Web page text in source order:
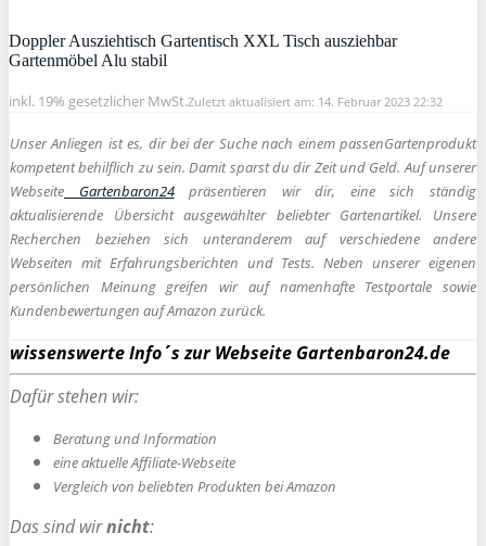
Doppler Ausziehtisch Gartentisch XXL Tisch ausziehbar
Gartenmöbel Alu stabil
inkl. 19% gesetzlicher MwSt.Zuletzt aktualisiert am: 14. Februar 2023 22:32
Unser Anliegen ist es, dir bei der Suche nach einem passenGartenprodukt
kompetent behilflich zu sein.Damit sparst du dir Zeit und Geld. Auf unserer
Webseite Gartenbaron24präsentieren wir dir, eine sich ständig
aktualisierende Übersicht ausgewählter beliebter Gartenartikel. Unsere
Recherchen beziehen sich unteranderem auf verschiedene andere
Webseiten mit Erfahrungsberichten und Tests. Neben unserer eigenen
persönlichen Meinung greifen wir auf namenhafte Testportale sowie
Kundenbewertungen auf Amazon zurück.
wissenswerte Info´s zur Webseite Gartenbaron24.de
Dafür stehen wir:
Beratung und Information
eine aktuelle Affiliate-Webseite
Vergleich von beliebten Produkten bei Amazon
Das sind wirnicht: